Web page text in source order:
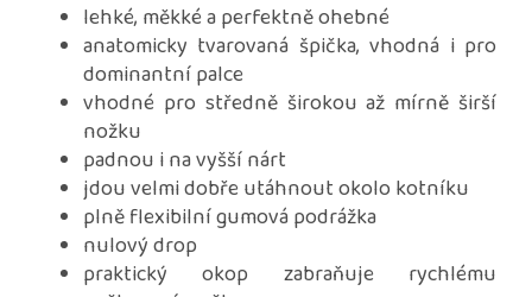
lehké, měkké a perfektně ohebné
anatomicky tvarovaná špička, vhodná i pro
dominantní palce
vhodné pro středně širokou až mírně širší
nožku
padnou i na vyšší nárt
jdou velmi dobře utáhnout okolo kotníku
plně flexibilní gumová podrážka
nulový drop
praktický okop zabraňuje rychlému